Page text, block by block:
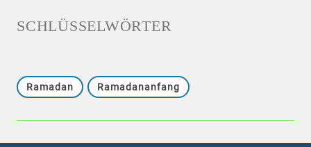
SCHLÜSSELWÖRTER
Ramadan Ramadananfang